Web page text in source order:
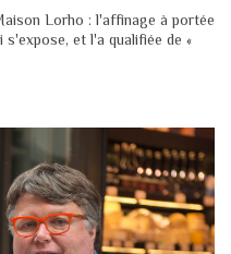
Lorho : l'affinage à portée
et l'a qualifiée de «